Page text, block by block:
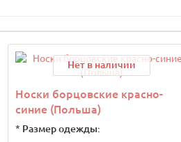
Нет в наличии
Носки борцовские красно-
синие (Польша)
* Размер одежды: